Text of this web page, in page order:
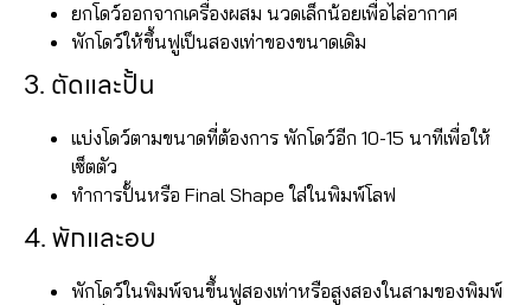
ยกโดว์ออกจากเครื่องผสม นวดเล็กน้อยเพื่อไล่อากาศ
พักโดว์ให้ขึ้นฟูเป็นสองเท่าของขนาดเดิม
3. ตัดและปั้น
แบ่งโดว์ตามขนาดที่ต้องการ พักโดว์อีก 10-15 นาทีเพื่อให้
เซ็ตตัว
ทำการปั้นหรือ Final Shape ใส่ในพิมพ์โลฟ
4. พักและอบ
พักโดว์ในพิมพ์จนขึ้นฟูสองเท่าหรือสูงสองในสามของพิมพ์